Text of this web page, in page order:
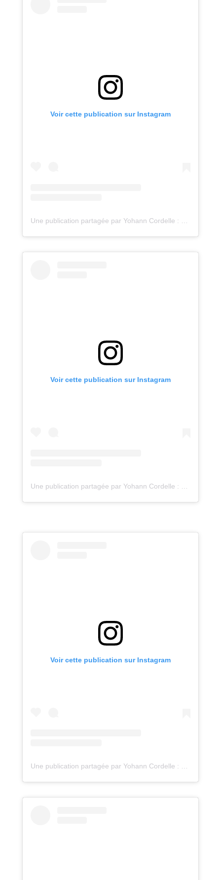
Voir cette publication sur Instagram
Voir cette publication sur Instagram
Voir cette publication sur Instagram
Une publication partagée par Yohann Cordelle : atelier Oz (@atelieroz)